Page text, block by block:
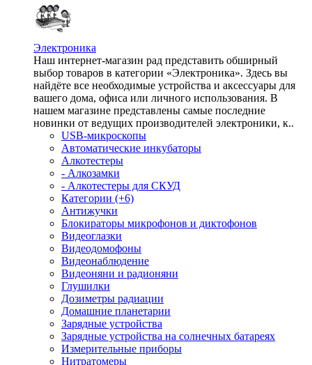
Электроника
Наш интернет-магазин рад представить обширный
выбор товаров в категории «Электроника». Здесь вы
найдёте все необходимые устройства и аксессуары для
вашего дома, офиса или личного использования. В
нашем магазине представлены самые последние
новинки от ведущих производителей электроники, к..
USB-микроскопы
Автоматические инкубаторы
Алкотестеры
- Алкозамки
- Алкотестеры для СКУД
Категории (+6)
Антижучки
Блокираторы микрофонов и диктофонов
Видеоглазки
Видеодомофоны
Видеонаблюдение
Видеоняни и радионяни
Глушилки
Дозиметры радиации
Домашние планетарии
Зарядные устройства
Зарядные устройства на солнечных батареях
Измерительные приборы
Нитратомеры